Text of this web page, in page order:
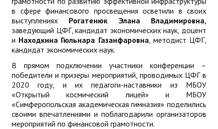
в сфере финансового просвещения осветили в своих
выступлениях Рогатенюк Элана Владимировна,
заведующий ЦФГ, кандидат экономических наук, доцент
и Находкина Гюльнара Газанфаровна , методист ЦФГ,
кандидат экономических наук.
В прямом подключении участники конференции –
победители и призеры мероприятий, проводимых ЦФГ в
2020 году, и их педагоги-наставники из МБОУ
«Открытый космический лицей» и МБОУ
«Симферопольская академическая гимназия» поделились
своими впечатлениями и поблагодарили организаторов
мероприятий по финансовой грамотности.